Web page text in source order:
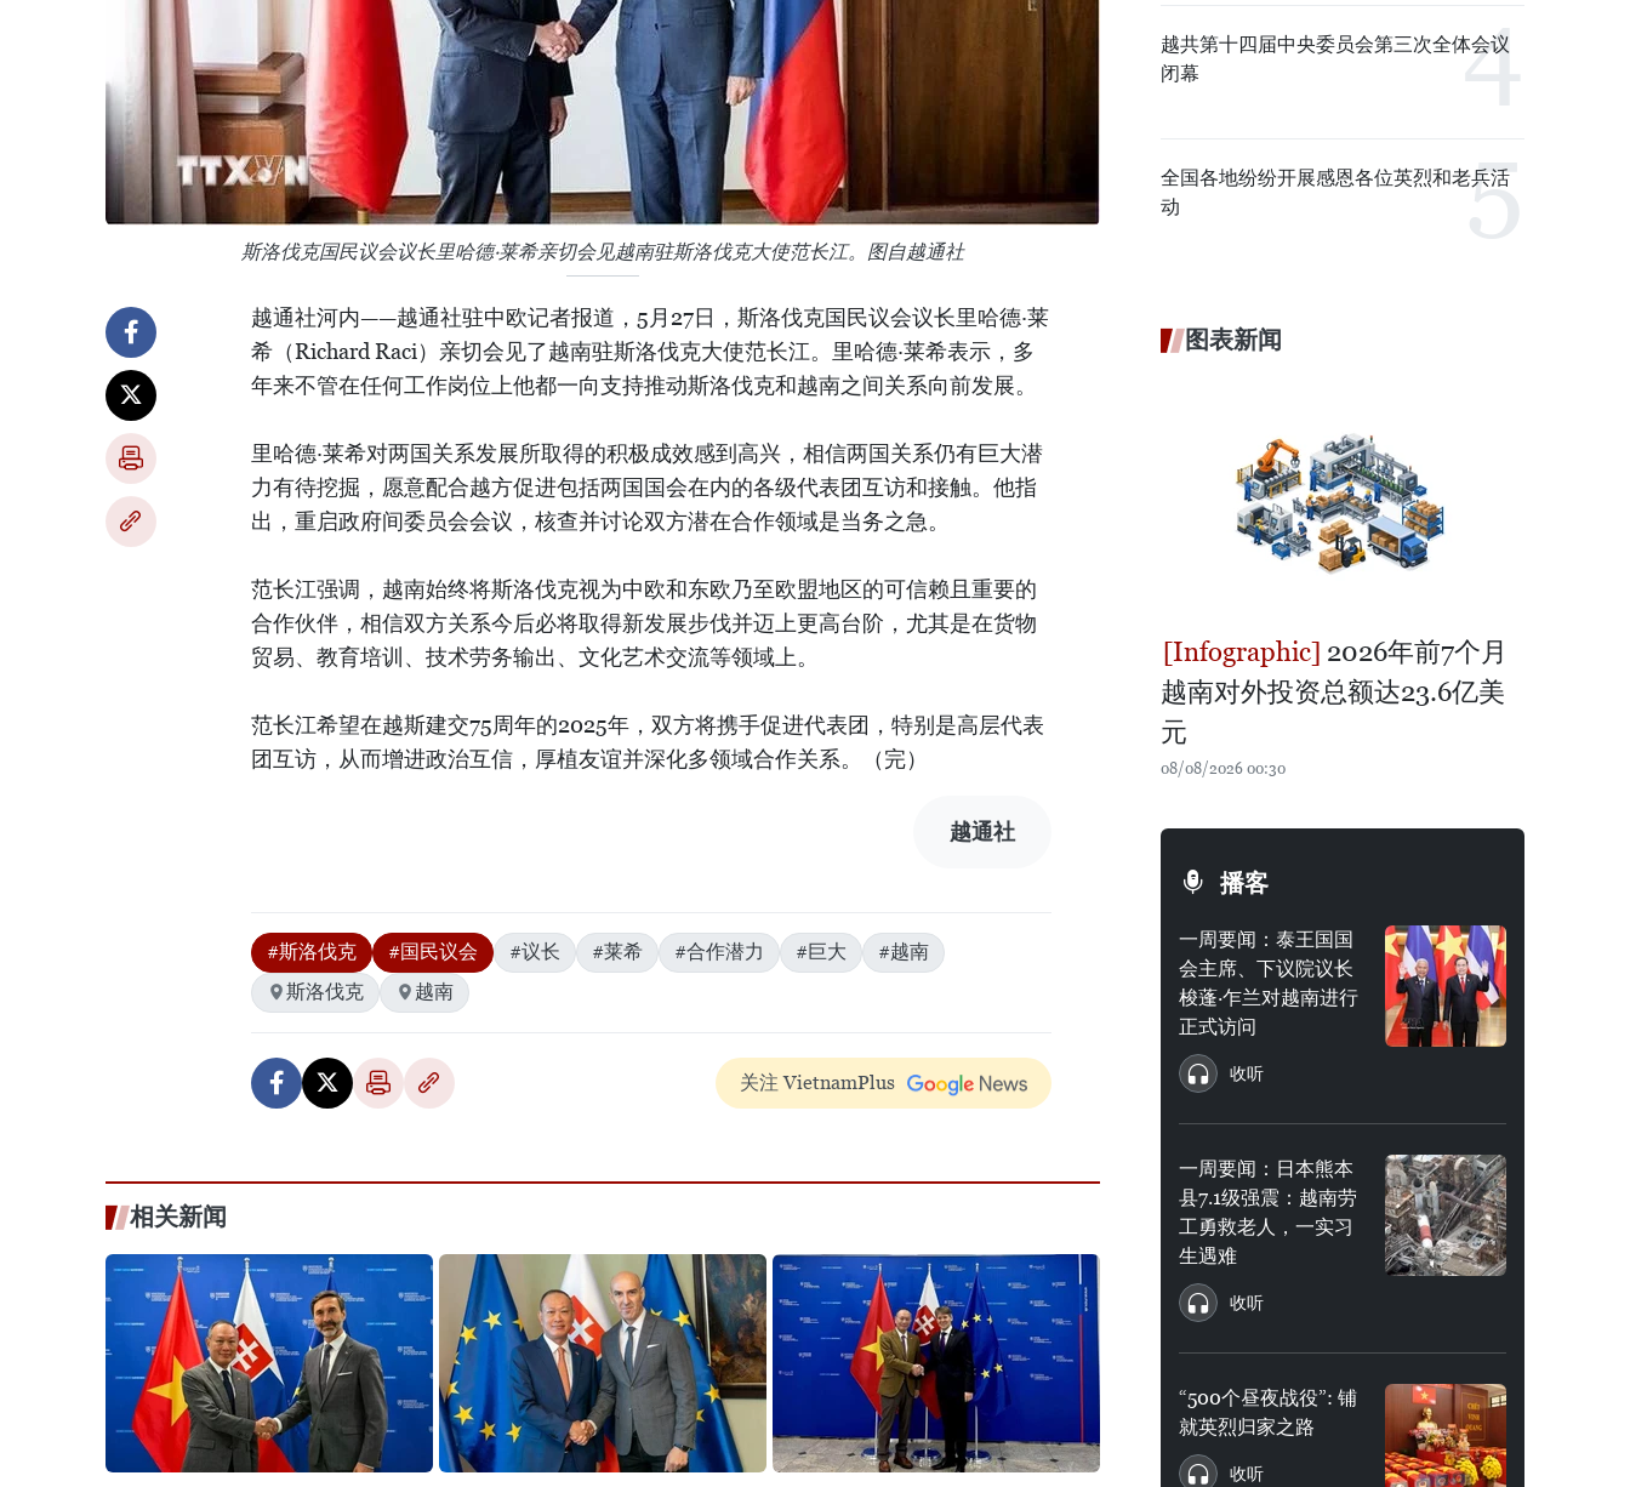
斯洛伐克国民议会议长里哈德·莱希亲切会见越南驻斯洛伐克大使范长江。图自越通社
越通社河内——越通社驻中欧记者报道，5月27日，斯洛伐克国民议会议长里哈德·莱
希（Richard Raci）亲切会见了越南驻斯洛伐克大使范长江。里哈德·莱希表示，多
年来不管在任何工作岗位上他都一向支持推动斯洛伐克和越南之间关系向前发展。
里哈德·莱希对两国关系发展所取得的积极成效感到高兴，相信两国关系仍有巨大潜
力有待挖掘，愿意配合越方促进包括两国国会在内的各级代表团互访和接触。他指
出，重启政府间委员会会议，核查并讨论双方潜在合作领域是当务之急。
范长江强调，越南始终将斯洛伐克视为中欧和东欧乃至欧盟地区的可信赖且重要的
合作伙伴，相信双方关系今后必将取得新发展步伐并迈上更高台阶，尤其是在货物
贸易、教育培训、技术劳务输出、文化艺术交流等领域上。
范长江希望在越斯建交75周年的2025年，双方将携手促进代表团，特别是高层代表
团互访，从而增进政治互信，厚植友谊并深化多领域合作关系。（完）
越通社
#斯洛伐克 #国民议会 #议长 #莱希 #合作潜力 #巨大
#越南
斯洛伐克
越南
关注 VietnamPlus
相关新闻
越共第十四届中央委员会第三次全体会议
闭幕
全国各地纷纷开展感恩各位英烈和老兵活
动
图表新闻
2026年前7个月
越南对外投资总额达23.6亿美
元
08/08/2026 00:30
播客
一周要闻：泰王国国
会主席、下议院议长
梭蓬·乍兰对越南进行
正式访问
收听
一周要闻：日本熊本
县7.1级强震：越南劳
工勇救老人，一实习
生遇难
收听
“500个昼夜战役”: 铺
就英烈归家之路
收听